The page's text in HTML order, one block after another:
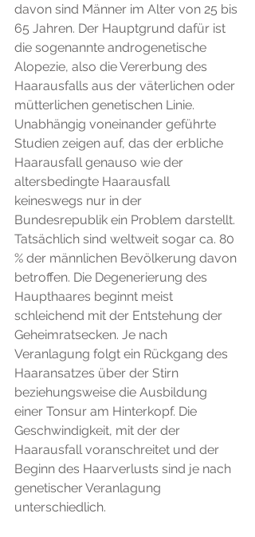
davon sind Männer im Alter von 25 bis
65 Jahren. Der Hauptgrund dafür ist
die sogenannte androgenetische
Alopezie, also die Vererbung des
Haarausfalls aus der väterlichen oder
mütterlichen genetischen Linie.
Unabhängig voneinander geführte
Studien zeigen auf, das der erbliche
Haarausfall genauso wie der
altersbedingte Haarausfall
keineswegs nur in der
Bundesrepublik ein Problem darstellt.
Tatsächlich sind weltweit sogar ca. 80
% der männlichen Bevölkerung davon
betroffen. Die Degenerierung des
Haupthaares beginnt meist
schleichend mit der Entstehung der
Geheimratsecken. Je nach
Veranlagung folgt ein Rückgang des
Haaransatzes über der Stirn
beziehungsweise die Ausbildung
einer Tonsur am Hinterkopf. Die
Geschwindigkeit, mit der der
Haarausfall voranschreitet und der
Beginn des Haarverlusts sind je nach
genetischer Veranlagung
unterschiedlich.